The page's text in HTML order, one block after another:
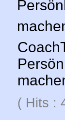
( Hits :